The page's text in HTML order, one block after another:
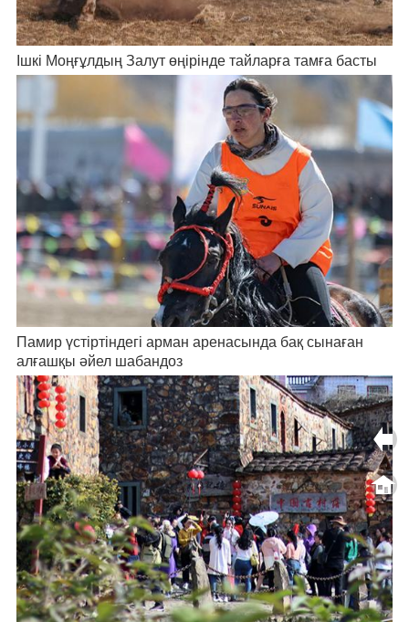
Ішкі Моңғұлдың Залут өңірінде тайларға тамға басты
Памир үстіртіндегі арман аренасында бақ сынаған
алғашқы әйел шабандоз